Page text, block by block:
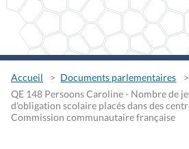
Accueil
Documents parlementaires
QE 148 Persoons Caroline - Nombre de
d'obligation scolaire placés dans des
Commission communautaire française